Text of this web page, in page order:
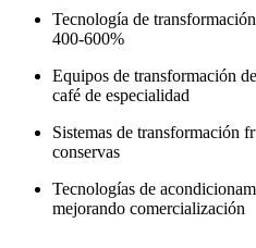
Tecnología de
400-600%
Equipos de transformación
café de especialidad
Sistemas de transformación
conservas
Tecnologías de
mejorando comercialización